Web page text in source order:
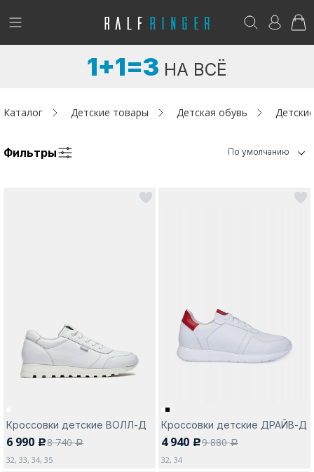
!
Женщинам
Да, все верно Изменить город
Возникли вопросы? - club@ralf.ru
1+1=3 НА ВСЁ
Каталог Детские товары Детская обувь
Фильтры По умолчанию
Кроссовки детские ВОЛЛ-Д
6 990 c8 740a
32, 33, 34, 35
Кроссовки детские ДРАЙВ-Д
4 940 c9 880a
32, 34